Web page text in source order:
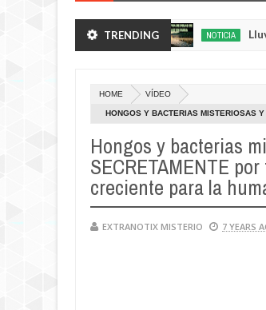
TRENDING
de sus huertos.
May
NOTICIA Lluvia de
HOME VÍDEO
HONGOS Y BACTERIAS MISTERIOSAS
Hongos y bacterias
SECRETAMENTE
creciente para la
EXTRANOTIX MISTERIO 7 YEARS